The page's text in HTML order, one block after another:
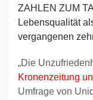
ZAHLEN ZUM
Lebensqualität
vergangenen
„Die
Kronenzeitung
Umfrage von